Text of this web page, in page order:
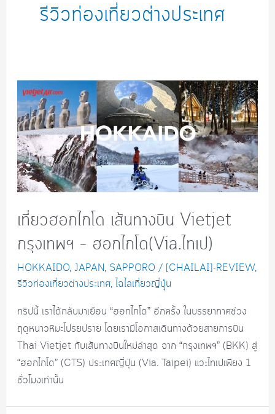
รีวิวท่องเที่ยวต่างประเทศ
เที่ยวฮอกไกโด เส้นทางบิน Vietjet
กรุงเทพฯ – ฮอกไกโด(Via.ไทเป)
HOKKAIDO, JAPAN, SAPPORO / [CHAILAI]-REVIEW,
รีวิวท่องเที่ยวต่างประเทศ, ไฉไลเที่ยวญี่ปุุ่น
ทริปนี้ เราได้กลับมาเยือน “ฮอกไกโด” อีกครั้ง ในบรรยากาศช่วง
ฤดูหนาวหิมะโปรยปราย โดยเรามีโอกาสเดินทางด้วยสายการบิน
Thai Vietjet กับเส้นทางบินใหม่ล่าสุด จาก “กรุงเทพฯ” (BKK) สู่
“ฮอกไกโด” (CTS) ประเทศญี่ปุ่น (Via. Taipei) แวะไทเปเพียง 1
ชั่วโมงเท่านั้น